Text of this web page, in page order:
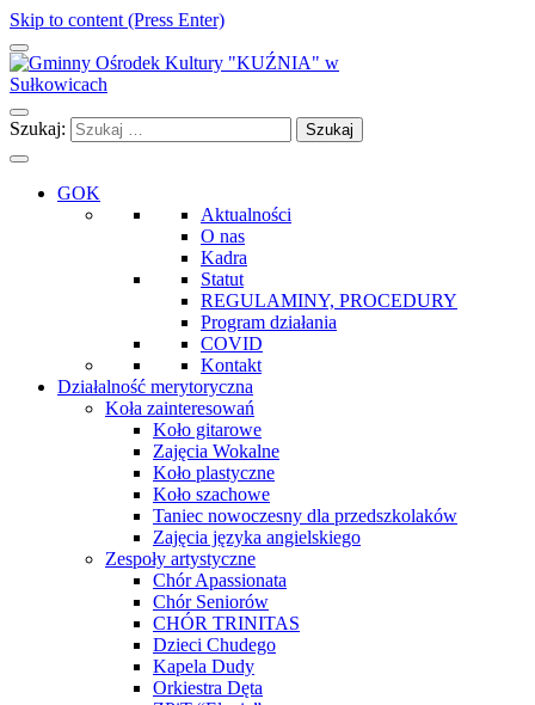
Skip to content (Press Enter)
Gminny Ośrodek Kultury "KUŹNIA" w Sułkowicach
Szukaj:
GOK
Aktualności
O nas
Kadra
Statut
REGULAMINY, PROCEDURY
Program działania
COVID
Kontakt
Działalność merytoryczna
Koła zainteresowań
Koło gitarowe
Zajęcia Wokalne
Koło plastyczne
Koło szachowe
Taniec nowoczesny dla przedszkolaków
Zajęcia języka angielskiego
Zespoły artystyczne
Chór Apassionata
Chór Seniorów
CHÓR TRINITAS
Dzieci Chudego
Kapela Dudy
Orkiestra Dęta